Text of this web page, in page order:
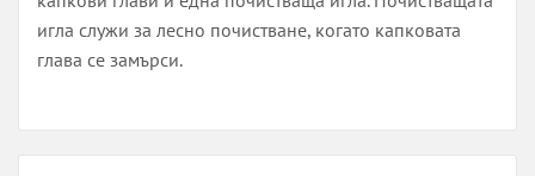
игла служи за лесно почистване, когато капковата
глава се замърси.